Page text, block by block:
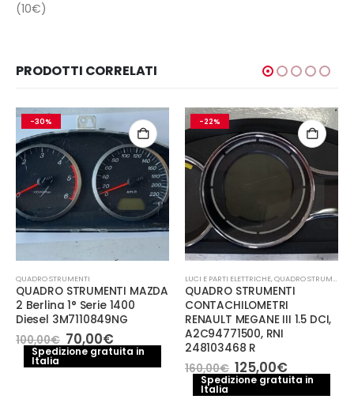
(10€)
PRODOTTI CORRELATI
-30%
QUADRO STRUMENTI
QUADRO STRUMENTI MAZDA
2 Berlina 1° Serie 1400
Diesel 3M7110849NG
100,00€ Il
prezzo
originale
70,00€Il
prezzo
attuale
Spedizione gratuita in
Italia
-22%
LUCI E PARTI ELETTRICHE,QUADRO STRUMENTI
QUADRO STRUMENTI
CONTACHILOMETRI
RENAULT MEGANE III 1.5 DCI,
A2C94771500, RNI
248103468 R
160,00€ Il
prezzo
originale
125,00€Il
prezzo
attuale
Spedizione gratuita in
Italia